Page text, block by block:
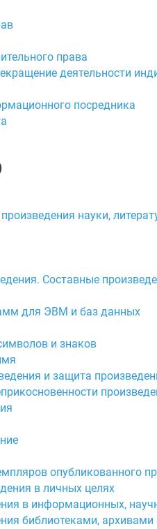
права
деятельности
посредника
науки,
Составные
для ЭВМ и баз данных
и знаков
и защита
опубликованного
в личных целях
в информационных,
библиотеками,